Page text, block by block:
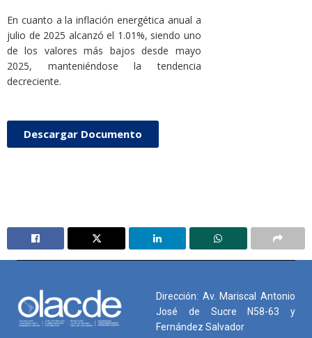
En cuanto a la inflación energética anual a
julio de 2025 alcanzó el 1.01%, siendo uno
de los valores más bajos desde mayo
2025, manteniéndose la tendencia
decreciente.
Descargar Documento
Dirección: Av. Mariscal Antonio
José de Sucre N58-63 y
Fernández Salvador